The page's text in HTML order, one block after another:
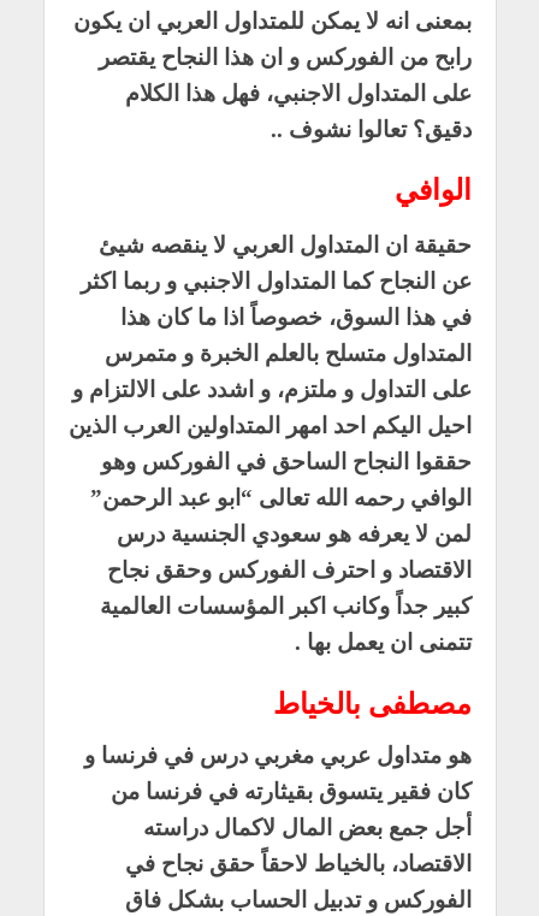
بمعنى انه لا يمكن للمتداول العربي ان يكون
رابح من الفوركس و ان هذا النجاح يقتصر
على المتداول الاجنبي، فهل هذا الكلام
دقيق؟ تعالوا نشوف ..
الوافي
حقيقة ان المتداول العربي لا ينقصه شيئ
عن النجاح كما المتداول الاجنبي و ربما اكثر
في هذا السوق، خصوصاً اذا ما كان هذا
المتداول متسلح بالعلم الخبرة و متمرس
على التداول و ملتزم، و اشدد على الالتزام و
احيل اليكم احد امهر المتداولين العرب الذين
حققوا النجاح الساحق في الفوركس وهو
الوافي رحمه الله تعالى “ابو عبد الرحمن”
لمن لا يعرفه هو سعودي الجنسية درس
الاقتصاد و احترف الفوركس وحقق نجاح
كبير جداً وكانب اكبر المؤسسات العالمية
تتمنى ان يعمل بها .
مصطفى بالخياط
هو متداول عربي مغربي درس في فرنسا و
كان فقير يتسوق بقيثارته في فرنسا من
أجل جمع بعض المال لاكمال دراسته
الاقتصاد، بالخياط لاحقاً حقق نجاح في
الفوركس و تدبيل الحساب بشكل فاق